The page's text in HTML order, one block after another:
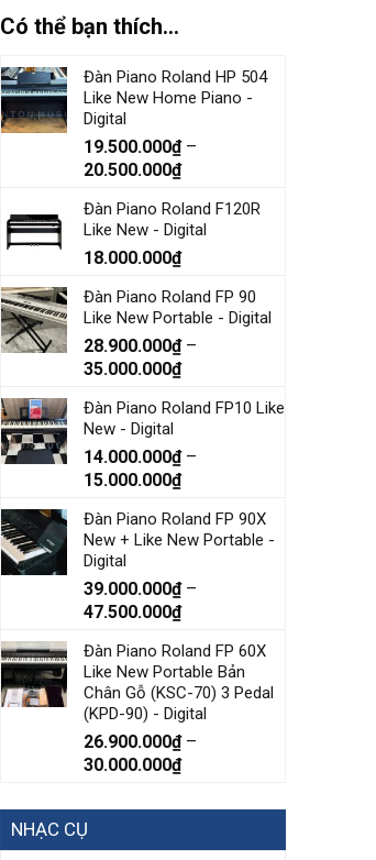
Có thể bạn thích…
Đàn Piano Roland HP 504
Like New Home Piano -
Digital
19.500.000₫–
20.500.000₫
Đàn Piano Roland F120R
Like New - Digital
18.000.000₫
Đàn Piano Roland FP 90
Like New Portable - Digital
28.900.000₫–
35.000.000₫
Đàn Piano Roland FP10 Like
New - Digital
14.000.000₫–
15.000.000₫
Đàn Piano Roland FP 90X
New + Like New Portable -
Digital
39.000.000₫–
47.500.000₫
Đàn Piano Roland FP 60X
Like New Portable Bản
Chân Gỗ (KSC-70) 3 Pedal
(KPD-90) - Digital
26.900.000₫–
30.000.000₫
NHẠC CỤ